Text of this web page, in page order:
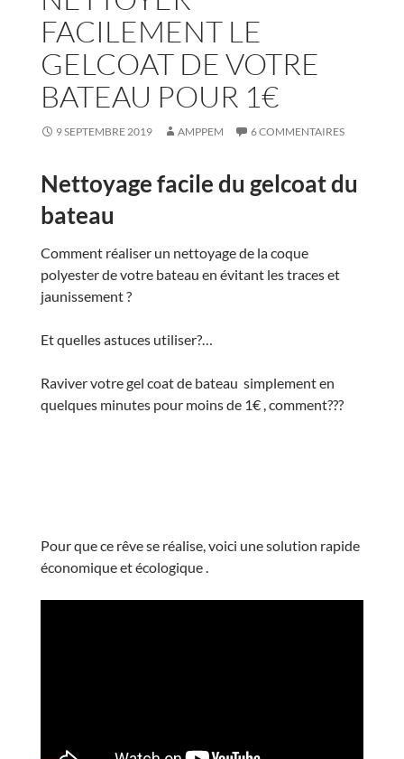
FACILEMENT LE
GELCOAT DE VOTRE
BATEAU POUR 1€
9 SEPTEMBRE 2019 AMPPEM 6 COMMENTAIRES
Nettoyage facile du gelcoat du
bateau
Comment réaliser un nettoyage de la coque
polyester de votre bateau en évitant les traces et
jaunissement ?
Et quelles astuces utiliser?…
Raviver votre gel coat de bateau simplement en
quelques minutes pour moins de 1€ , comment???
Pour que ce rêve se réalise, voici une solution rapide
économique et écologique .